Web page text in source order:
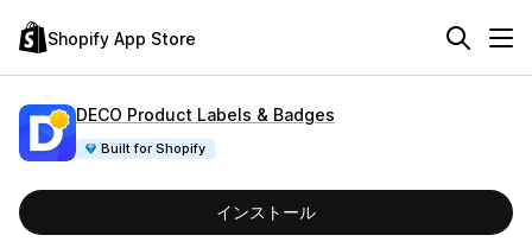
Shopify App Store
DECO Product Labels & Badges
Built for Shopify
インストール